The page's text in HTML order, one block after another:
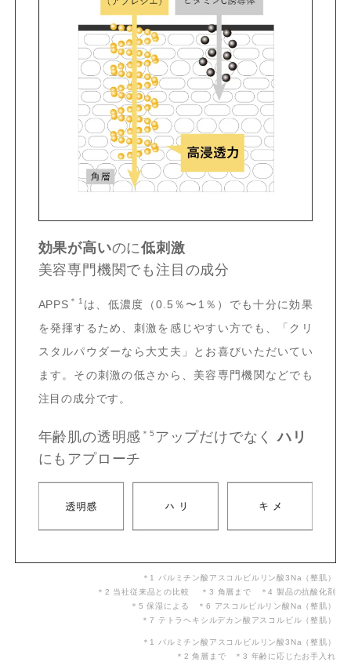
効果が高いのに低刺激
美容専門機関でも注目の成分
APPS ＊1 は、低濃度（0.5％〜1％）でも十分に効果
を発揮するため、刺激を感じやすい方でも、「クリ
スタルパウダーなら大丈夫」とお喜びいただいてい
ます。その刺激の低さから、美容専門機関などでも
注目の成分です。
年齢肌の透明感 ＊5 アップだけでなくハリ
にもアプローチ
＊1 パルミチン酸アスコルビルリン酸3Na（整肌）
＊2 当社従来品との比較 ＊3 角層まで ＊4 製品の抗酸化剤
＊5 保湿による ＊6 アスコルビルリン酸Na（整肌）
＊7 テトラヘキシルデカン酸アスコルビル（整肌）
＊1 パルミチン酸アスコルビルリン酸3Na（整肌）
＊2 角層まで ＊3 年齢に応じたお手入れ